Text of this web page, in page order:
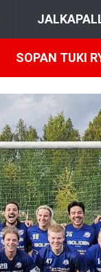
SOPAN TUKI